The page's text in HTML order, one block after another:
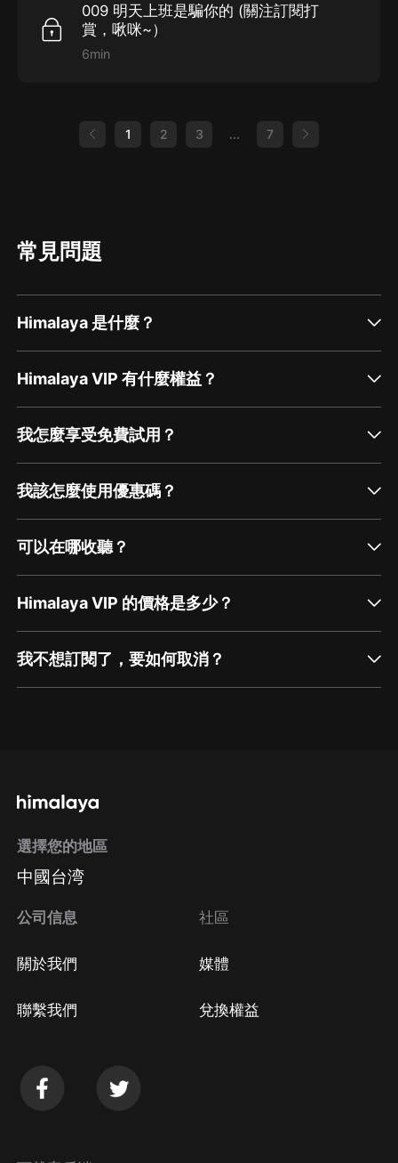
009 明天上班是騙你的 (關注訂閱打
賞，啾咪~）
6min
1 2 3 ... 7
常見問題
Himalaya 是什麼？
Himalaya VIP 有什麼權益？
我怎麼享受免費試用？
我該怎麼使用優惠碼？
可以在哪收聽？
Himalaya VIP 的價格是多少？
我不想訂閱了，要如何取消？
方法 Google Play取消訂閱方法
選擇您的地區
中國台湾
公司信息
關於我們
聯繫我們
社區
媒體
兌換權益